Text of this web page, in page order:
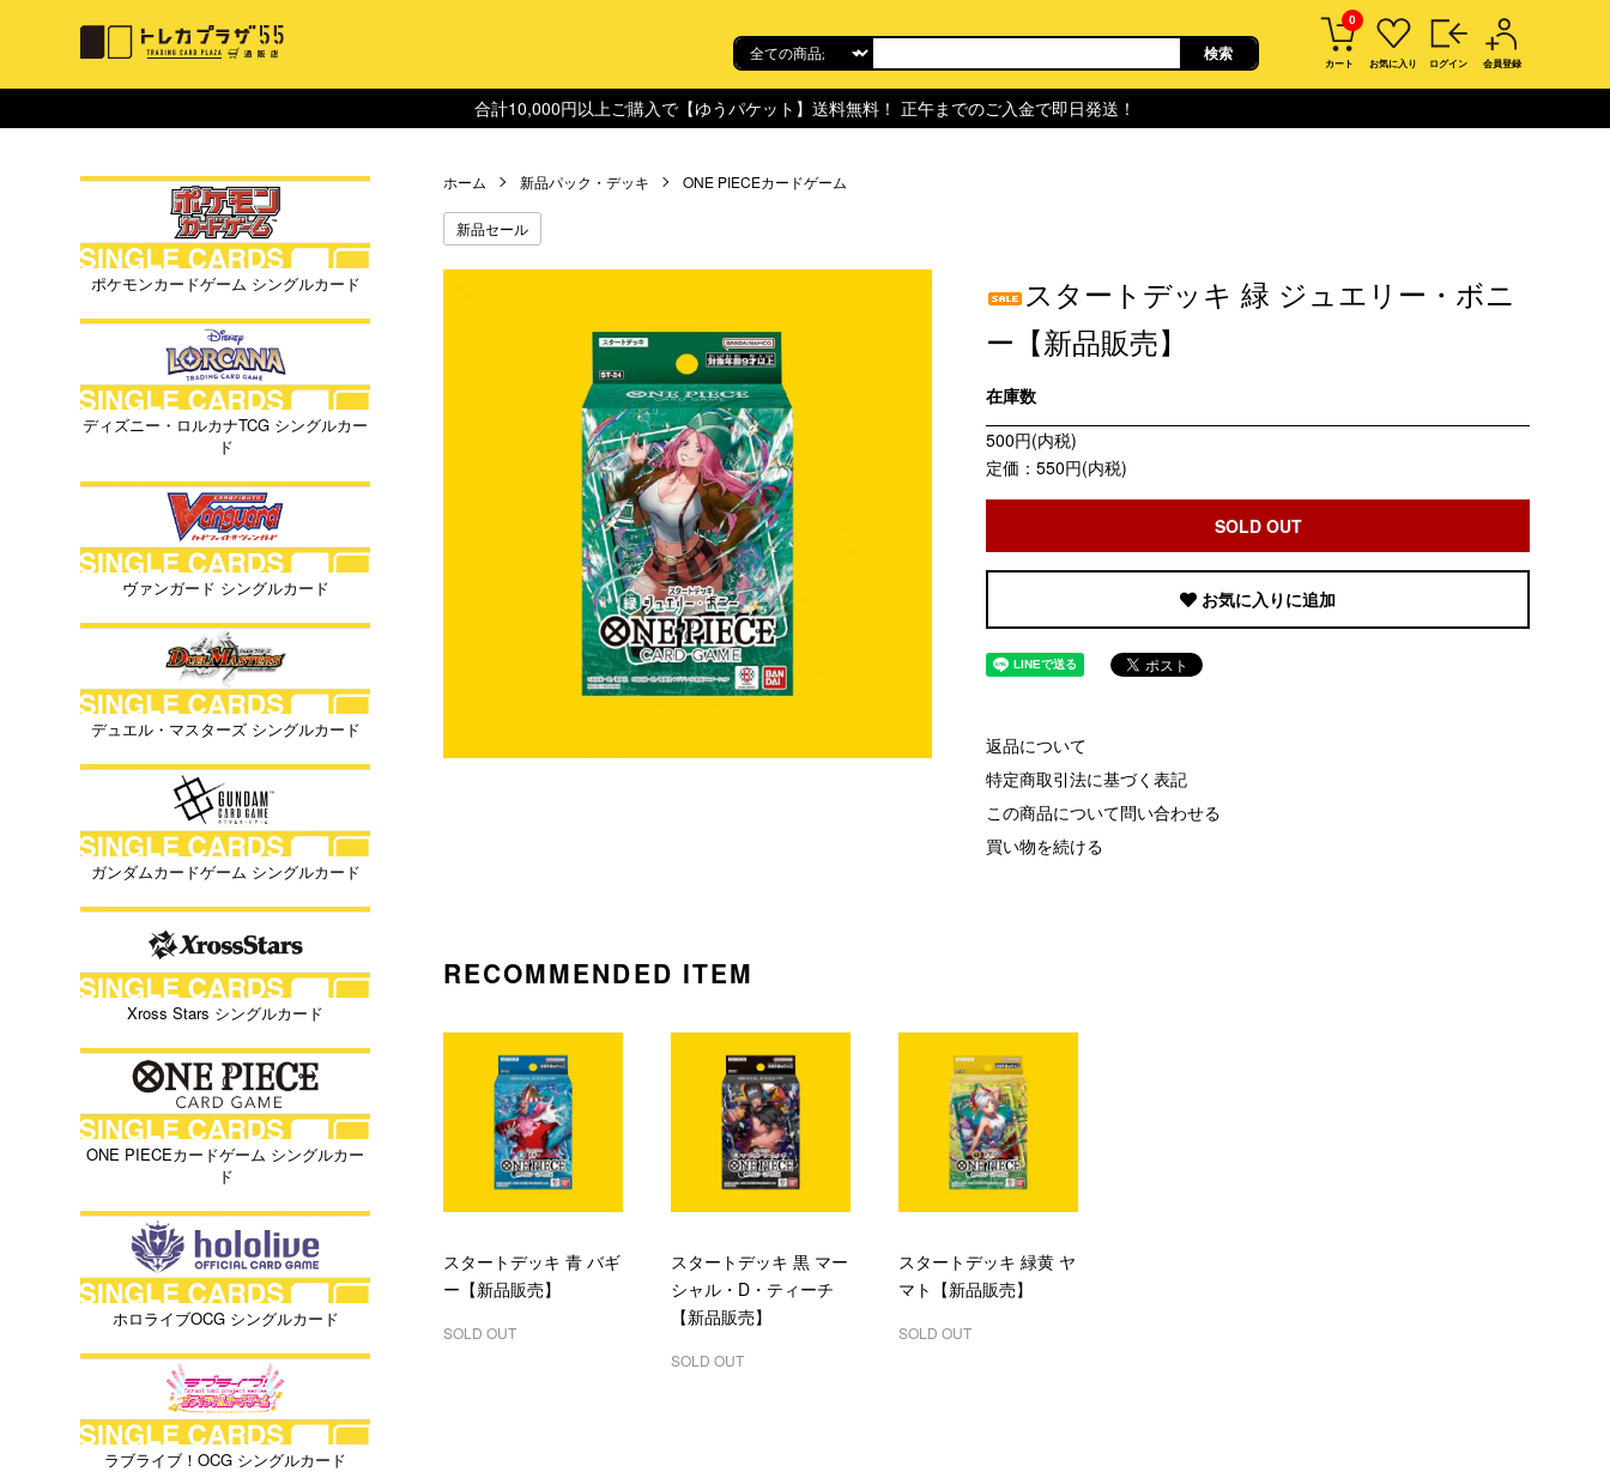
0
カート お気に入り ログイン 会員登録
合計10,000円以上ご購入で【ゆうパケット】送料無料！ 正午までのご入金で即日発送！
ホーム 新品パック・デッキ ONE PIECEカードゲーム
新品セール
スタートデッキ 緑 ジュエリー・ボニ
ー【新品販売】
在庫数
500円(内税)
定価：550円(内税)
SOLD OUT
お気に入りに追加
返品について
特定商取引法に基づく表記
この商品について問い合わせる
買い物を続ける
RECOMMENDED ITEM
スタートデッキ 青 バギ
ー【新品販売】
SOLD OUT
スタートデッキ 黒 マー
シャル・D・ティーチ
【新品販売】
SOLD OUT
スタートデッキ 緑黄 ヤ
マト【新品販売】
SOLD OUT
ポケモンカードゲーム シングルカード
ディズニー・ロルカナTCG シングルカー
ド
ヴァンガード シングルカード
デュエル・マスターズ シングルカード
ガンダムカードゲーム シングルカード
Xross Stars シングルカード
ONE PIECEカードゲーム シングルカー
ド
ホロライブOCG シングルカード
ラブライブ！OCG シングルカード